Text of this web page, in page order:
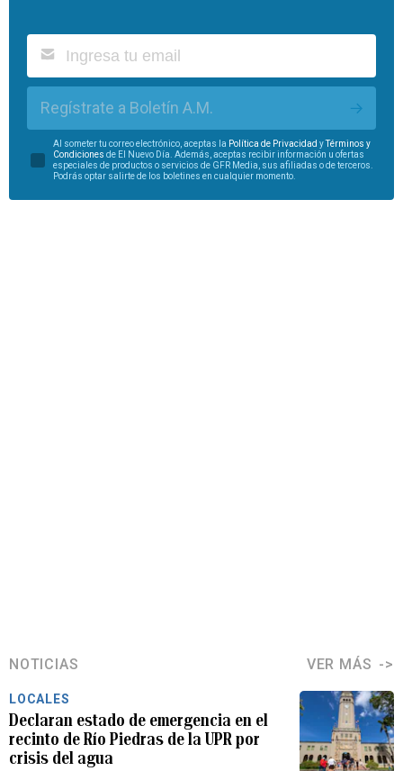
Regístrate a Boletín A.M.
Al someter tu correo electrónico, aceptas la Política de Privacidad yTérminos y
Condiciones de El Nuevo Día. Además, aceptas recibir información u ofertas
especiales de productos o servicios de GFR Media, sus afiliadas o de terceros.
Podrás optar salirte de los boletines en cualquier momento.
NOTICIAS VER MÁS
LOCALES
Declaran estado de emergencia en el
recinto de Río Piedras de la UPR por
crisis del agua